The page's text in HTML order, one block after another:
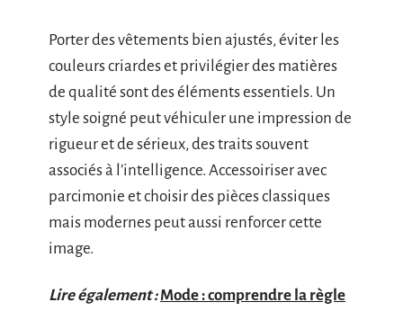
Porter des vêtements bien ajustés, éviter les
couleurs criardes et privilégier des matières
de qualité sont des éléments essentiels. Un
style soigné peut véhiculer une impression de
rigueur et de sérieux, des traits souvent
associés à l’intelligence. Accessoiriser avec
parcimonie et choisir des pièces classiques
mais modernes peut aussi renforcer cette
image.
Lire également : Mode : comprendre la règle